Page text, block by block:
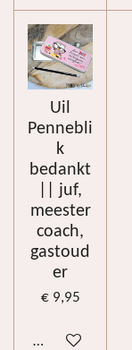
Uil
Pennebli
k
bedankt
|| juf,
meester
coach,
gastoud
er
€ 9,95
Bekijk details